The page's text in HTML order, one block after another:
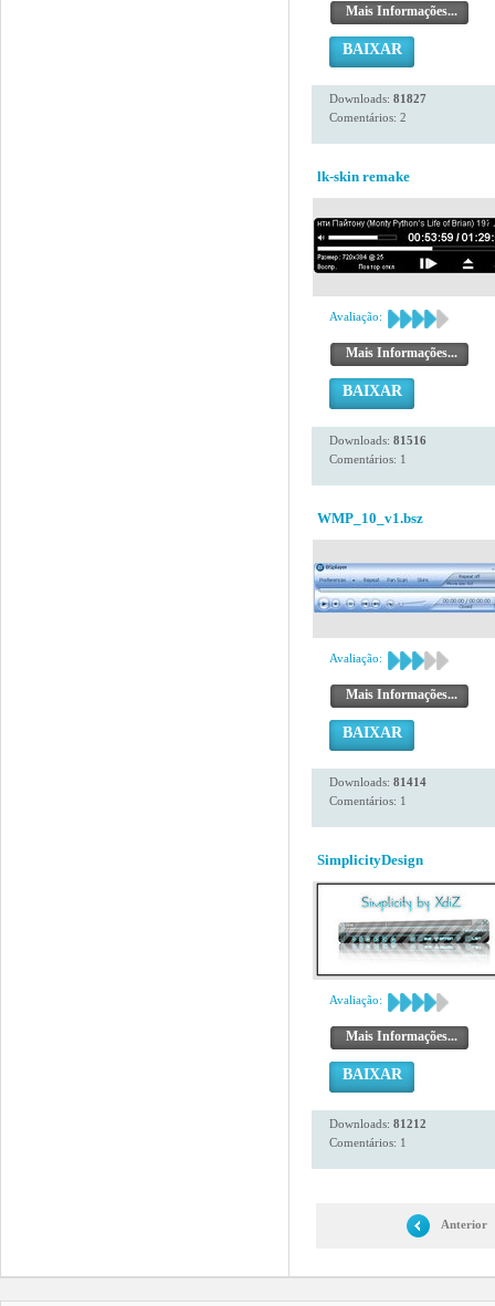
Mais Informações...
BAIXAR
Downloads: 81827
Comentários: 2
lk-skin remake
Avaliação:
Mais Informações...
BAIXAR
Downloads: 81516
Comentários: 1
WMP_10_v1.bsz
Avaliação:
Mais Informações...
BAIXAR
Downloads: 81414
Comentários: 1
SimplicityDesign
Avaliação:
Mais Informações...
BAIXAR
Downloads: 81212
Comentários: 1
Anterior